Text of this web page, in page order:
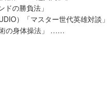
の勝負法」
）「マスター世代英雄対談」
の身体操法」 ……